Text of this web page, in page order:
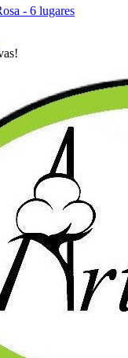
- 6 lugares